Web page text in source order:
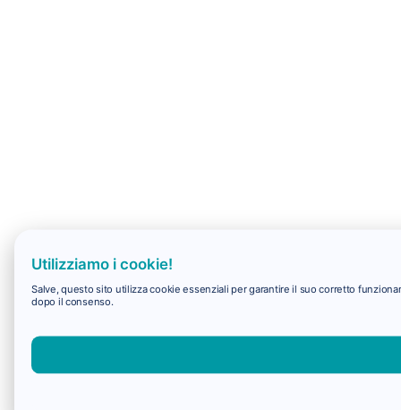
Utilizziamo i cookie!
Salve, questo sito utilizza cookie essenziali per garantire il suo corretto
dopo il consenso.